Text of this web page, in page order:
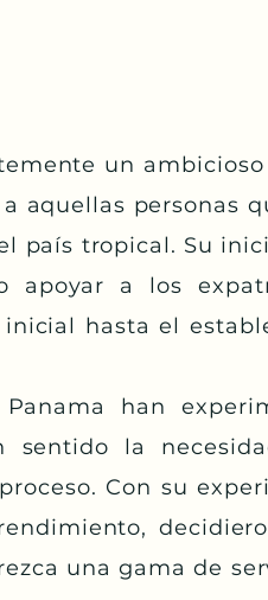
un
aquellas personas
país tropical. Su
apoyar a los
hasta el
han
sentido la
Con su
una gama de